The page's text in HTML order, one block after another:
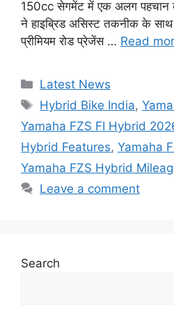
150cc सेगमेंट में एक अलग पहचान
ने हाइब्रिड असिस्ट तकनीक के
प्रीमियम रोड प्रेजेंस … Read
Categories
Latest News
Tags
Hybrid Bike India,
Yamaha FZS FI Hybrid
Hybrid Features, Yamaha
Yamaha FZS Hybrid
Leave a comment
Search